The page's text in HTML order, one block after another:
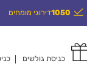
1050דירוגי מומחים
כניסת גולשים